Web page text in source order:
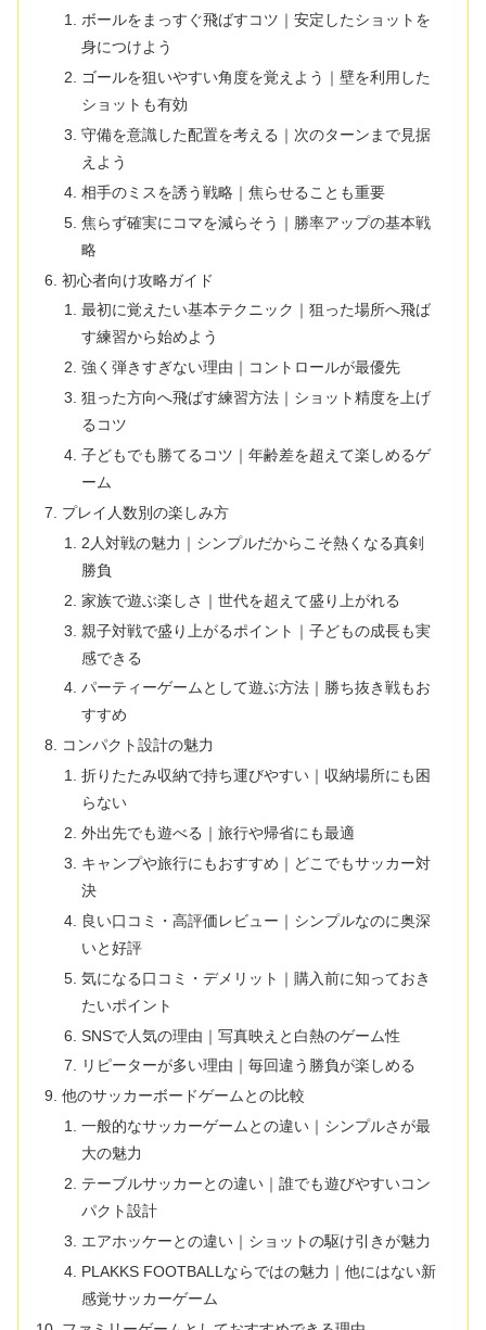
ボールをまっすぐ飛ばすコツ｜安定したショットを
身につけよう
ゴールを狙いやすい角度を覚えよう｜壁を利用した
ショットも有効
守備を意識した配置を考える｜次のターンまで見据
えよう
相手のミスを誘う戦略｜焦らせることも重要
焦らず確実にコマを減らそう｜勝率アップの基本戦
略
初心者向け攻略ガイド
最初に覚えたい基本テクニック｜狙った場所へ飛ば
す練習から始めよう
強く弾きすぎない理由｜コントロールが最優先
狙った方向へ飛ばす練習方法｜ショット精度を上げ
るコツ
子どもでも勝てるコツ｜年齢差を超えて楽しめるゲ
ーム
プレイ人数別の楽しみ方
2人対戦の魅力｜シンプルだからこそ熱くなる真剣
勝負
家族で遊ぶ楽しさ｜世代を超えて盛り上がれる
親子対戦で盛り上がるポイント｜子どもの成長も実
感できる
パーティーゲームとして遊ぶ方法｜勝ち抜き戦もお
すすめ
コンパクト設計の魅力
折りたたみ収納で持ち運びやすい｜収納場所にも困
らない
外出先でも遊べる｜旅行や帰省にも最適
キャンプや旅行にもおすすめ｜どこでもサッカー対
決
良い口コミ・高評価レビュー｜シンプルなのに奥深
いと好評
気になる口コミ・デメリット｜購入前に知っておき
たいポイント
SNSで人気の理由｜写真映えと白熱のゲーム性
リピーターが多い理由｜毎回違う勝負が楽しめる
他のサッカーボードゲームとの比較
一般的なサッカーゲームとの違い｜シンプルさが最
大の魅力
テーブルサッカーとの違い｜誰でも遊びやすいコン
パクト設計
エアホッケーとの違い｜ショットの駆け引きが魅力
PLAKKS FOOTBALLならではの魅力｜他にはない新
感覚サッカーゲーム